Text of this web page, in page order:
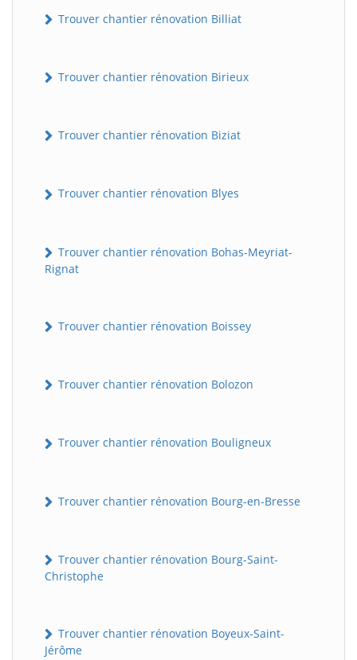
Trouver chantier rénovation Billiat
Trouver chantier rénovation Birieux
Trouver chantier rénovation Biziat
Trouver chantier rénovation Blyes
Trouver chantier rénovation Bohas-Meyriat-
Rignat
Trouver chantier rénovation Boissey
Trouver chantier rénovation Bolozon
Trouver chantier rénovation Bouligneux
Trouver chantier rénovation Bourg-en-Bresse
Trouver chantier rénovation Bourg-Saint-
Christophe
Trouver chantier rénovation Boyeux-Saint-
Jérôme